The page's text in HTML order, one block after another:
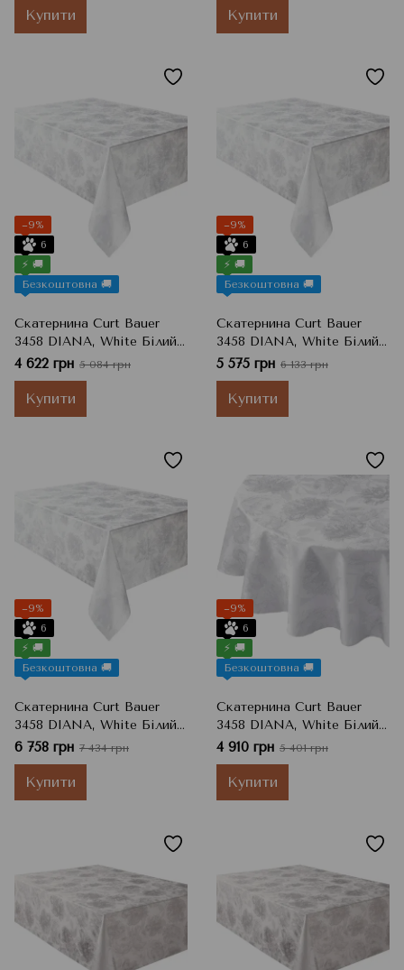
Купити Купити
−9%
6
⚡ 🚚
Безкоштовна 🚚
Скатернина Curt Bauer
3458 DIANA, White Білий,
130x225 см
4 622 грн 5 084 грн
Купити
−9%
6
⚡ 🚚
Безкоштовна 🚚
Скатернина Curt Bauer
3458 DIANA, White Білий,
160x250 см
5 575 грн 6 133 грн
Купити
−9%
6
⚡ 🚚
Безкоштовна 🚚
Скатернина Curt Bauer
3458 DIANA, White Білий,
160x300 см
6 758 грн 7 434 грн
Купити
−9%
6
⚡ 🚚
Безкоштовна 🚚
Скатернина Curt Bauer
3458 DIANA, White Білий,
160x220 см
4 910 грн 5 401 грн
Купити